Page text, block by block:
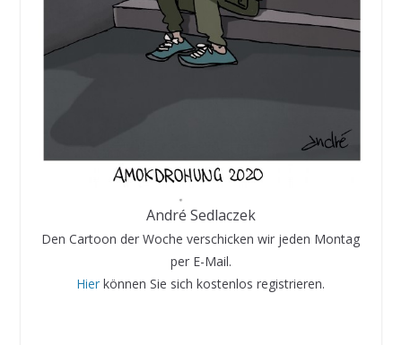
André Sedlaczek
Den Cartoon der Woche verschicken wir jeden Montag
per E-Mail.
Hier können Sie sich kostenlos registrieren.